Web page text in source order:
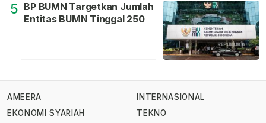
5 BP BUMN Targetkan Jumlah
Entitas BUMN Tinggal 250
AMEERA
EKONOMI SYARIAH
INTERNASIONAL
TEKNO